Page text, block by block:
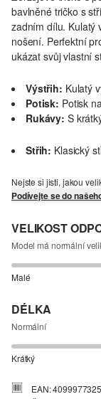
bavlněné tričko s
zadním dílu. Kulatý
nošení. Perfektní
ukázat svůj vlastní
Výstřih: Kulatý
Potisk: Potisk
Rukávy: S
Střih: Klasický
Nejste si jisti, jakou
Podívejte se do
VELIKOST
Model má normální
Malé
DÉLKA
Normální
Krátký
EAN: